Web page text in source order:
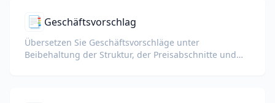
📑 Geschäftsvorschlag
Übersetzen Sie Geschäftsvorschläge unter
Beibehaltung der Struktur, der Preisabschnitte und